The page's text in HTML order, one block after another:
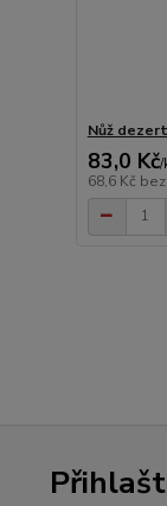
Nůž
83,0 Kč/
68,6 Kč